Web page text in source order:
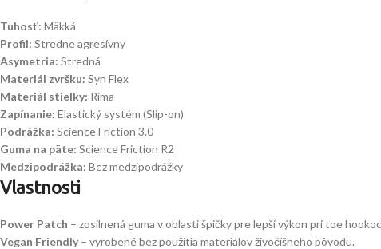
Tuhosť: Mäkká
Profil: Stredne agresívny
Asymetria: Stredná
Materiál zvršku: Syn Flex
Materiál stielky: Rima
Zapínanie: Elastický systém (Slip-on)
Podrážka: Science Friction 3.0
Guma na päte: Science Friction R2
Medzipodrážka: Bez medzipodrážky
Vlastnosti
Power Patch – zosilnená guma v oblasti špičky pre lepší výkon pri toe
Vegan Friendly – vyrobené bez použitia materiálov živočíšneho pôvodu.